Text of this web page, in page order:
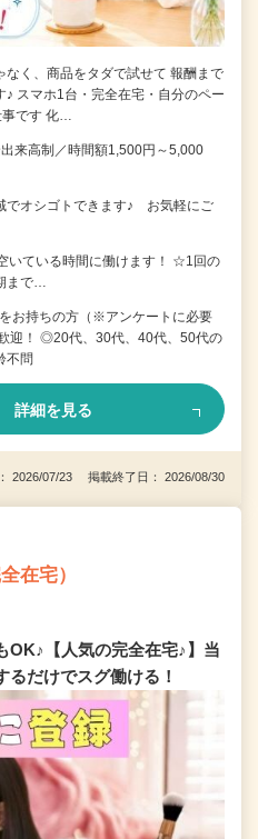
く、商品をタダで試せて 報酬まで
♪ スマホ1台・完全在宅・自分のペー
事です 化…
来高制／時間額1,500円～5,000
でオシゴトできます♪ お気軽にご
いている時間に働けます！ ☆1回の
まで…
お持ちの方（※アンケートに必要
迎！ ◎20代、30代、40代、50代の
不問
詳細を見る
2026/07/23 掲載終了日： 2026/08/30
在宅）
OK♪【人気の完全在宅♪】当
るだけでスグ働ける！